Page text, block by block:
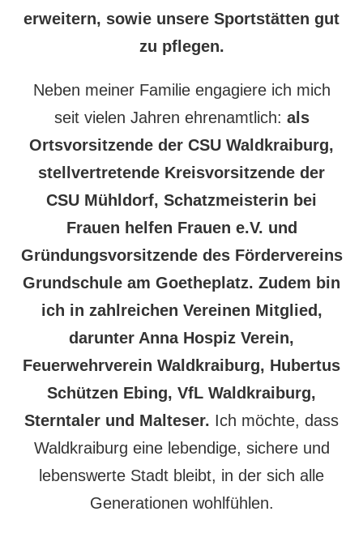
erweitern, sowie unsere Sportstätten gut
zu pflegen.
Neben meiner Familie engagiere ich mich
seit vielen Jahren ehrenamtlich: als
Ortsvorsitzende der CSU Waldkraiburg,
stellvertretende Kreisvorsitzende der
CSU Mühldorf, Schatzmeisterin bei
Frauen helfen Frauen e.V. und
Gründungsvorsitzende des Fördervereins
Grundschule am Goetheplatz. Zudem bin
ich in zahlreichen Vereinen Mitglied,
darunter Anna Hospiz Verein,
Feuerwehrverein Waldkraiburg, Hubertus
Schützen Ebing, VfL Waldkraiburg,
Sterntaler und Malteser. Ich möchte, dass
Waldkraiburg eine lebendige, sichere und
lebenswerte Stadt bleibt, in der sich alle
Generationen wohlfühlen.